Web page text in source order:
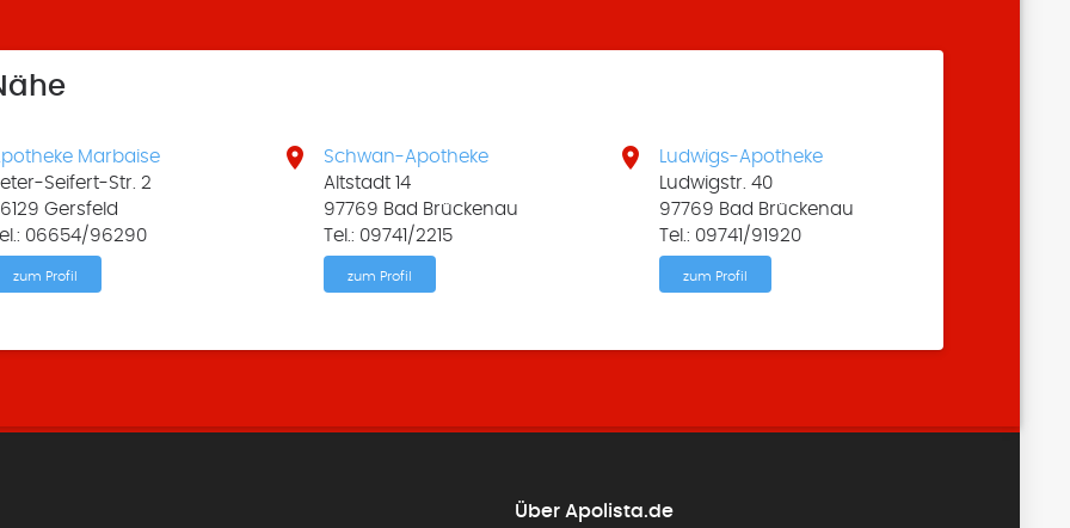
Marbaise
Seifert-Str. 2
Gersfeld
06654/96290
zum Profil

Schwan-Apotheke
Altstadt 14
97769 Bad Brückenau
Tel.: 09741/2215
zum Profil

Ludwigs-Apotheke
Ludwigstr. 40
97769 Bad Brückenau
Tel.: 09741/91920
zum Profil
Über Apolista.de